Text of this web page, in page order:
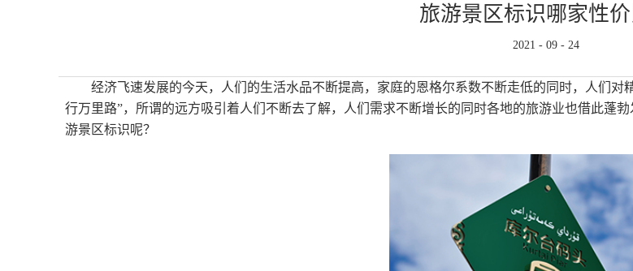
旅游景区标识哪家性
2021 - 09 - 24
经济飞速发展的今天，人们的生活水品不断提高，家庭的恩格尔系数不断走低的同时，人们对
行万里路”，所谓的远方吸引着人们不断去了解，人们需求不断增长的同时各地的旅游业也借此蓬
游景区标识呢？